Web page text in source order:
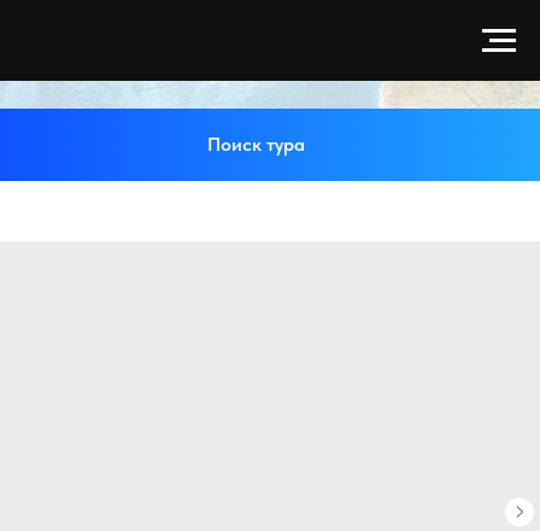
Поиск тура